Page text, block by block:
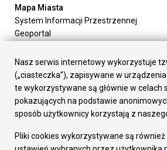
Mapa Miasta
System Informacji Przestrzennej
Geoportal
Załatw sprawę
Prezydent Miasta
Rada Miasta
Wydziały
Elektroniczna Skrzynka Podawcza
Gospodarka
Nasz serwis internetowy wykorzystuje
(„ciasteczka”), zapisywane w
te wykorzystywane są głównie w celach
pokazujących na podstawie
sposób użytkownicy korzystają z
Pliki cookies wykorzystywane są